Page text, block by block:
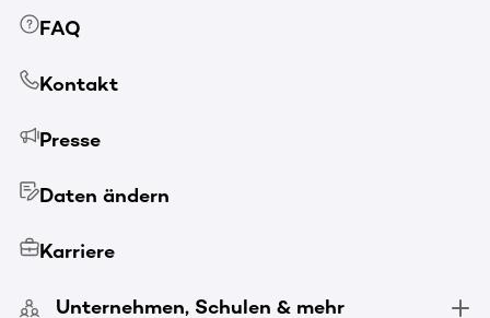
FAQ
Kontakt
Presse
Daten ändern
Karriere
Unternehmen, Schulen & mehr